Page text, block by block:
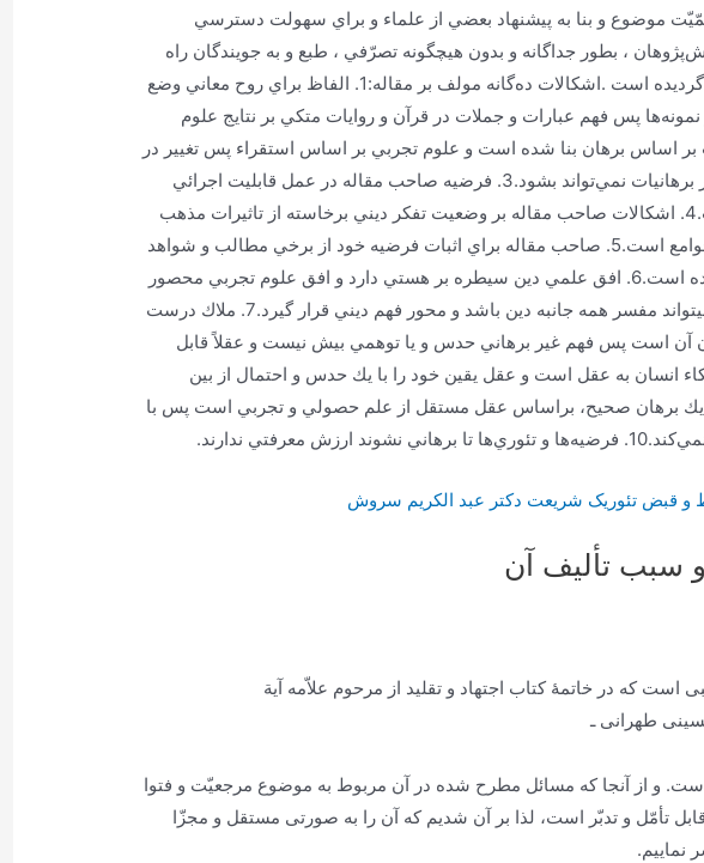
موضوع‌ و بنا به‌ پيشنهاد بعضي‌ از علماء و براي‌ سهولت‌ دسترسي‌
، بطور جداگانه‌ و بدون‌ هيچگونه‌ تصرّفي‌ ، طبع‌ و به‌ جويندگان‌ راه‌
حقيقت‌ و سبل‌ سلام‌ اهداء گرديده‌ است‌ .اشكالات ده‌گانه مولف بر مقاله:1. الفاظ براي روح معاني وضع
پس فهم عبارات و جملات در قرآن و روايات متكي بر نتايج علوم
الهيات بر اساس برهان بنا شده است و علوم تجربي بر اساس استقراء پس تغيير در
نظريات تجربي موجب تغيير برهانيات نمي‌تواند بشود.3. فرضيه صاحب مقاله در عمل قابليت اجرائي
ندارد لذا تخيلي بيش نيست.4. اشكالات صاحب مقاله بر وضعيت تفكر ديني برخاسته از تاثيرات مذهب
تحريف شده مسيحيت بر جوامع است.5. صاحب مقاله براي اثبات فرضيه خود از برخي مطالب و شواهد
صددرصد غلط استفاده كرده است.6. افق علمي دين سيطره بر هستي دارد و افق علوم تجربي محصور
در ماده است پس تجربه نميتواند مفسر همه جانبه دين باشد و محور فهم ديني قرار گيرد.7. ملاك درست
آن است پس فهم غير برهاني حدس و يا توهمي بيش نيست و عقلاً قابل
نمي‌تواند باشد.8. اتكاء انسان به عقل است و عقل يقين خود را با يك حدس و احتمال از بين
يك برهان صحيح، براساس عقل مستقل از علم حصولي و تجربي است پس با
معرفتي ندارند.
و قبض تئوریک شریعت دکتر عبد الکریم سروش
سبب تألیف آن
است که در خاتمۀ کتاب اجتهاد و تقلید از مرحوم علاّمه آیة
طهرانی ـ
است. و از آنجا که مسائل مطرح شده در آن مربوط به موضوع مرجعیّت و فتوا
تأمّل و تدبّر است، لذا بر آن شدیم که آن را به صورتی مستقل و مجزّا
نماییم.